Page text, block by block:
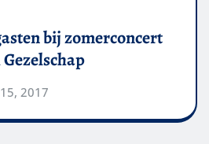
bij zomerconcert
2017